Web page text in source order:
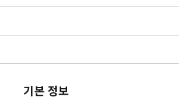
기본 정보